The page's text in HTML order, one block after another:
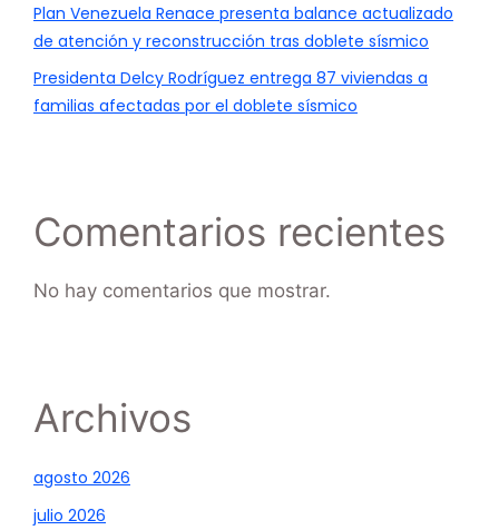
Plan Venezuela Renace presenta balance actualizado
de atención y reconstrucción tras doblete sísmico
Presidenta Delcy Rodríguez entrega 87 viviendas a
familias afectadas por el doblete sísmico
Comentarios recientes
No hay comentarios que mostrar.
Archivos
agosto 2026
julio 2026